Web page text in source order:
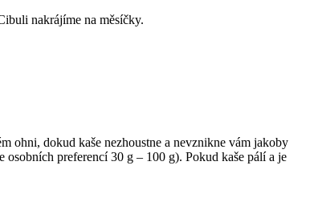
nakrájíme na měsíčky.
ohni, dokud kaše nezhoustne a nevznikne vám jakoby
preferencí 30 g – 100 g). Pokud kaše pálí a je